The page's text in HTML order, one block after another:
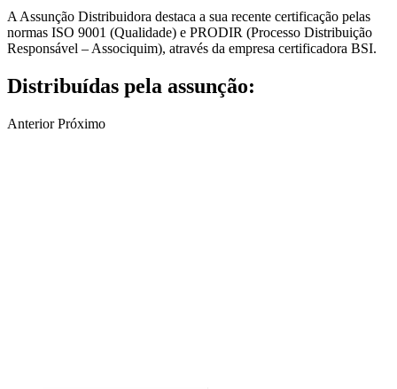
A Assunção Distribuidora destaca a sua recente certificação pelas
normas ISO 9001 (Qualidade) e PRODIR (Processo Distribuição
Responsável – Associquim), através da empresa certificadora BSI.
Distribuídas pela assunção:
Anterior Próximo